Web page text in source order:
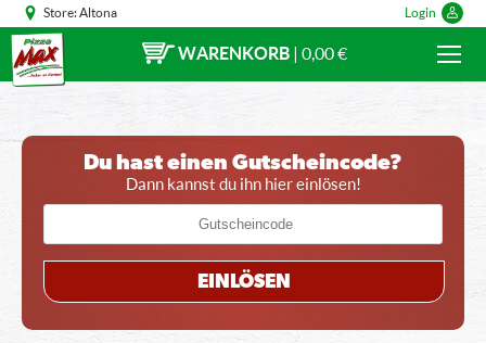
Store:Altona Login
WARENKORB | 0,00 €
Du hast einen Gutscheincode?
Dann kannst du ihn hier einlösen!
EINLÖSEN